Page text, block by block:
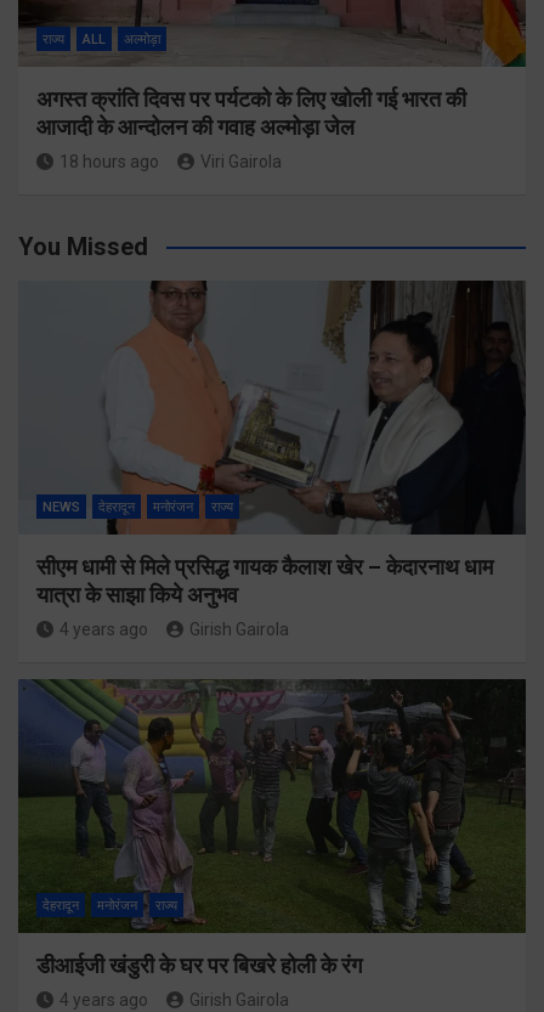
राज्य ALL अल्मोड़ा
अगस्त क्रांति दिवस पर पर्यटको के लिए खोली गई भारत की
आजादी के आन्दोलन की गवाह अल्मोड़ा जेल
18 hours ago Viri Gairola
You Missed
NEWS देहरादून मनोरंजन राज्य
सीएम धामी से मिले प्रसिद्ध गायक कैलाश खेर – केदारनाथ धाम
यात्रा के साझा किये अनुभव
4 years ago Girish Gairola
देहरादून मनोरंजन राज्य
डीआईजी खंडुरी के घर पर बिखरे होली के रंग
4 years ago Girish Gairola